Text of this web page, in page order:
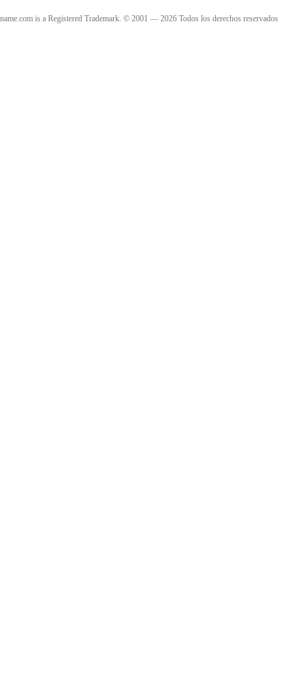
name.com is a Registered Trademark. © 2001 — 2026 Todos los derechos reservados